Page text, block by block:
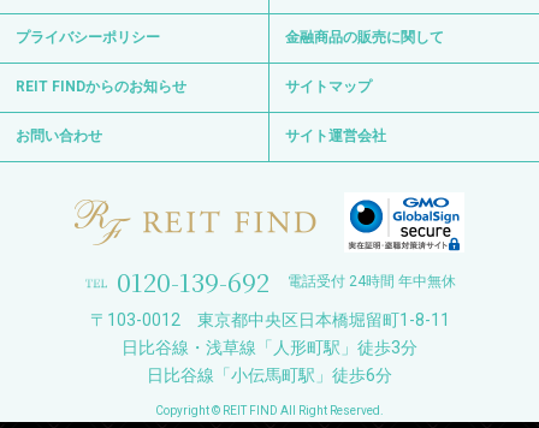
プライバシーポリシー 金融商品の販売に関して
REIT FINDからのお知らせ サイトマップ
お問い合わせ サイト運営会社
0120-139-692 電話受付 24時間 年中無休
〒103-0012 東京都中央区日本橋堀留町1-8-11
日比谷線・浅草線「人形町駅」徒歩3分
日比谷線「小伝馬町駅」徒歩6分
Copyright © REIT FIND All Right Reserved.